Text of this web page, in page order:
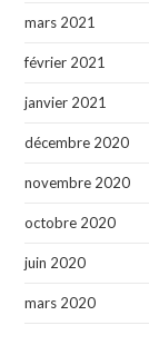
mars 2021
février 2021
janvier 2021
décembre 2020
novembre 2020
octobre 2020
juin 2020
mars 2020